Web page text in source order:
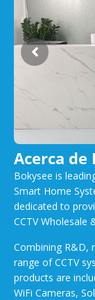
Acerca de
Bokysee is
Smart Home
dedicated to
CCTV Wholesale
Combining R&D,
range of CCTV
products are
WiFi Cameras,